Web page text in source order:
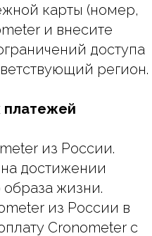
карты (номер,
и внесите
доступа
регион.
платежей
из России.
достижении
образа жизни.
из России в
Cronometer с